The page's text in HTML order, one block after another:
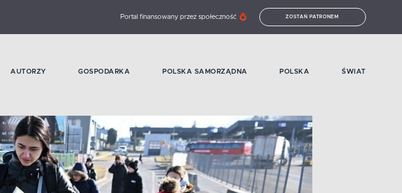
Portal finansowany przez społeczność ZOSTAŃ PATRONEM
AUTORZY GOSPODARKA POLSKA SAMORZĄDNA POLSKA ŚWIAT